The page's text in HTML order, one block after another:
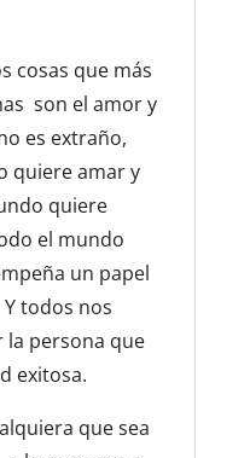
cosas que más
son el amor y
es extraño,
quiere amar y
quiere
el mundo
un papel
todos nos
persona que
exitosa.
que sea